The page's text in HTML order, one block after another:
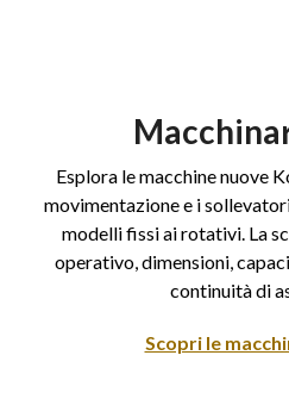
Esplora le macchine nuove
movimentazione e i
modelli fissi ai rotativi. La
operativo, dimensioni,
continuità di
Scopri le